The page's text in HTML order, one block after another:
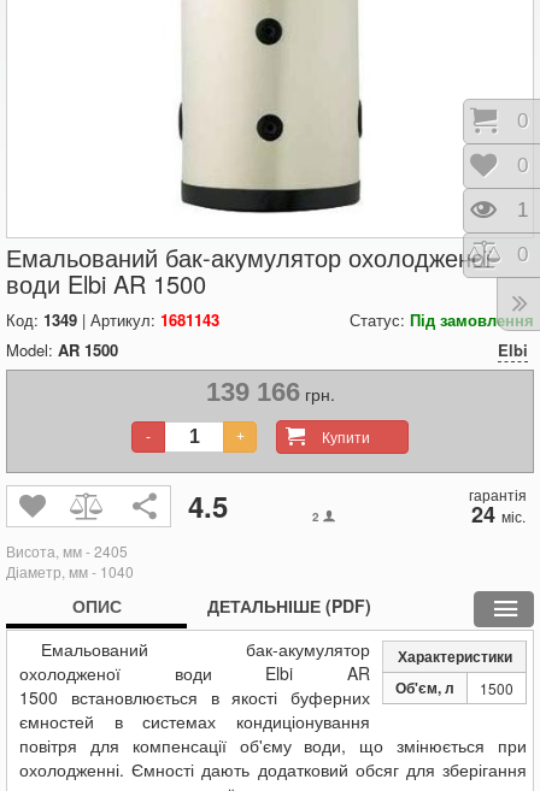
Емальований бак-акумулятор охолодженої
води Elbi AR 1500
Код: 1349 | Артикул: 1681143 Статус: Під замовлення
Model: AR 1500 Elbi
139 166грн.
Купити
- +
4.5 2
гарантія
24 міс.
Висота, мм - 2405
Діаметр, мм - 1040
ОПИС ДЕТАЛЬНІШЕ (PDF)
Характеристики
Об'єм, л
1500
Емальований бак-акумулятор
охолодженої води Elbi AR
1500 встановлюється в якості буферних
ємностей в системах кондиціонування
повітря для компенсації об'єму води, що змінюється при
охолодженні. Ємності дають додатковий обсяг для зберігання
0
0
1
0